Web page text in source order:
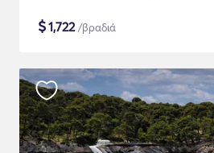
$1,722/βραδιά